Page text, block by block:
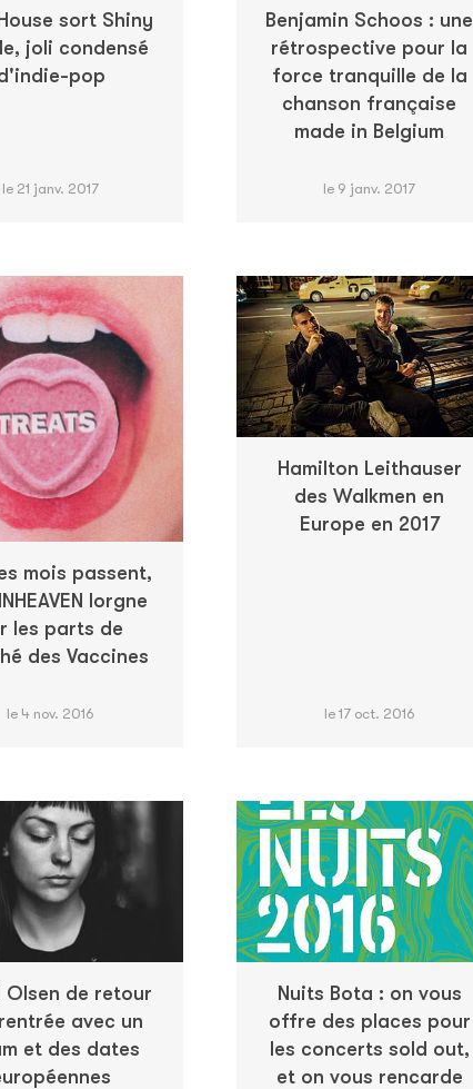
sort Shiny
joli condensé
pop
le 21 janv. 2017
Benjamin Schoos : une
rétrospective pour la
force tranquille de la
chanson française
made in Belgium
le 9 janv. 2017
mois passent,
lorgne
les parts de
des Vaccines
le 4 nov. 2016
Hamilton Leithauser
des Walkmen en
Europe en 2017
le 17 oct. 2016
Olsen de retour
avec un
et des dates
Nuits Bota : on vous
offre des places pour
les concerts sold out,
et on vous rencarde